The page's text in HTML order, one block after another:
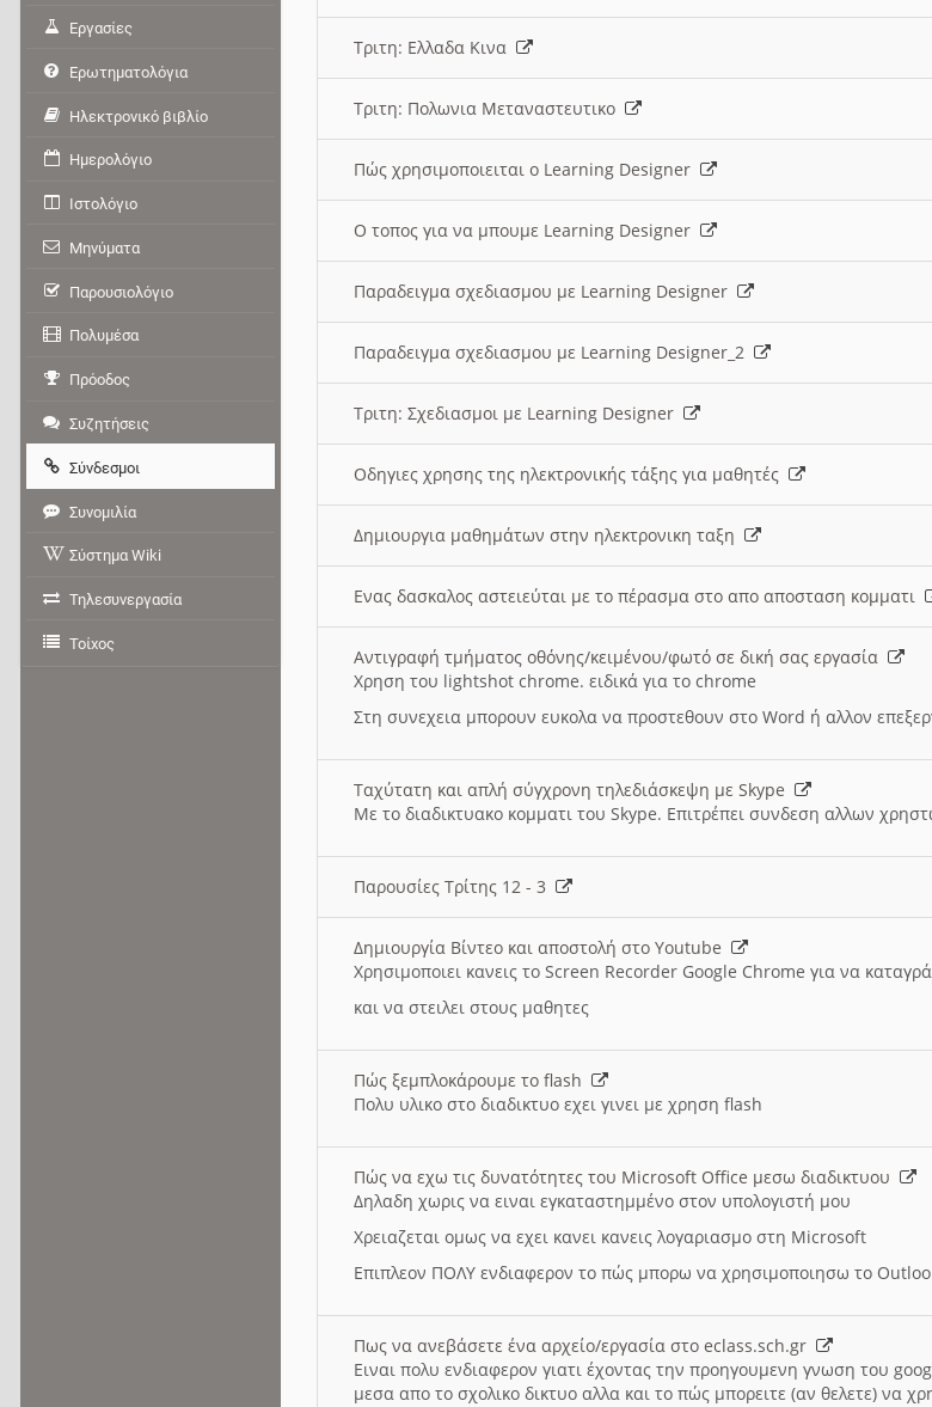
Τριτη: Ελλαδα Κινα
Τριτη: Πολωνια Μεταναστευτικο
Πώς χρησιμοποιειται ο Learning Designer
O τοπος για να μπουμε Learning Designer
Παραδειγμα σχεδιασμου με Learning Designer
Παραδειγμα σχεδιασμου με Learning Designer_2
Τριτη: Σχεδιασμοι με Learning Designer
Οδηγιες χρησης της ηλεκτρονικής τάξης για μαθητές
Δημιουργια μαθημάτων στην ηλεκτρονικη ταξη
Ενας δασκαλος αστειεύται με το πέρασμα στο απο αποσταση κομματι
Αντιγραφή τμήματος οθόνης/κειμένου/φωτό σε δική σας εργασία
Χρηση του lightshot chrome. ειδικά για το chrome
Στη συνεχεια μπορουν ευκολα να προστεθουν στο Word ή αλλον
Ταχύτατη και απλή σύγχρονη τηλεδιάσκεψη με Skype
Με το διαδικτυακο κομματι του Skype. Επιτρέπει συνδεση αλλων
Παρουσίες Τρίτης 12 - 3
Δημιουργία Βίντεο και αποστολή στο Youtube
Χρησιμοποιει κανεις το Screen Recorder Google Chrome για να
και να στειλει στους μαθητες
Πώς ξεμπλοκάρουμε το flash
Πολυ υλικο στο διαδικτυο εχει γινει με χρηση flash
Πώς να εχω τις δυνατότητες του Microsoft Office μεσω διαδικτυου
Δηλαδη χωρις να ειναι εγκαταστημμένο στον υπολογιστή μου
Χρειαζεται ομως να εχει κανει κανεις λογαριασμο στη Microsoft
Επιπλεον ΠΟΛΥ ενδιαφερον το πώς μπορω να χρησιμοποιησω το
Πως να ανεβάσετε ένα αρχείο/εργασία στο eclass.sch.gr
Ειναι πολυ ενδιαφερον γιατι έχοντας την προηγουμενη γνωση του
μεσα απο το σχολικο δικτυο αλλα και το πώς μπορειτε (αν θελετε) να
Εργασίες
Ερωτηματολόγια
Ηλεκτρονικό βιβλίο
Ημερολόγιο
Ιστολόγιο
Μηνύματα
Παρουσιολόγιο
Πολυμέσα
Πρόοδος
Συζητήσεις
Σύνδεσμοι
Συνομιλία
Σύστημα Wiki
Τηλεσυνεργασία
Τοίχος